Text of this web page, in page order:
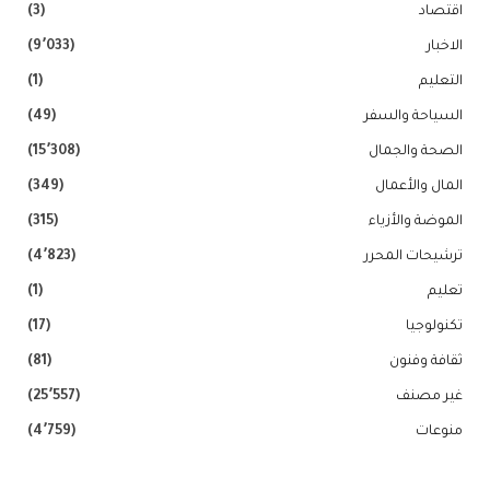
اقتصاد (3)
الاخبار (9٬033)
التعليم (1)
السياحة والسفر (49)
الصحة والجمال (15٬308)
المال والأعمال (349)
الموضة والأزياء (315)
ترشيحات المحرر (4٬823)
تعليم (1)
تكنولوجيا (17)
ثقافة وفنون (81)
غير مصنف (25٬557)
منوعات (4٬759)